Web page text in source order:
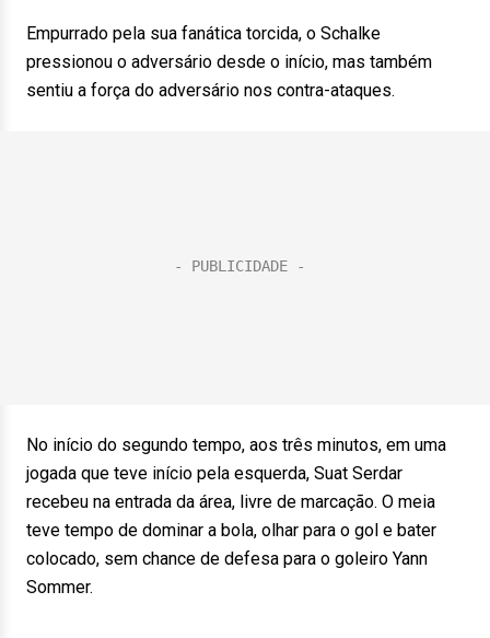
Empurrado pela sua fanática torcida, o Schalke
pressionou o adversário desde o início, mas também
sentiu a força do adversário nos contra-ataques.
No início do segundo tempo, aos três minutos, em uma
jogada que teve início pela esquerda, Suat Serdar
recebeu na entrada da área, livre de marcação. O meia
teve tempo de dominar a bola, olhar para o gol e bater
colocado, sem chance de defesa para o goleiro Yann
Sommer.